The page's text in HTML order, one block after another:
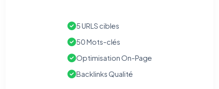
5 URLS cibles
50 Mots-clés
Optimisation On-Page
Backlinks Qualité